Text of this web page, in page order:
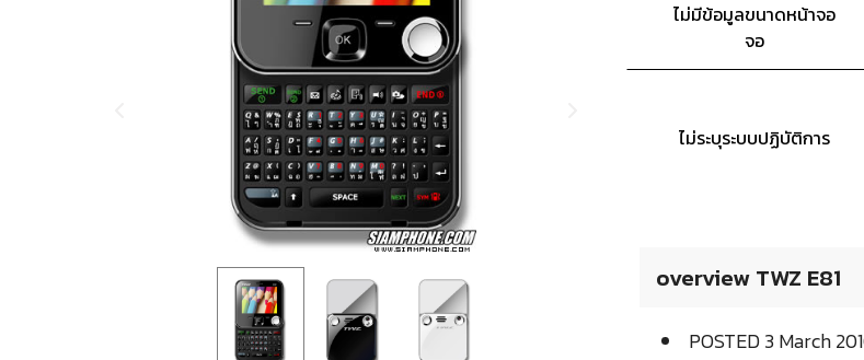
ไม่มีข้อมูลขนาดหน้าจอ
จอ
ไม่ระบุระบบปฏิบัติการ
overview TWZ E81
POSTED 3 March